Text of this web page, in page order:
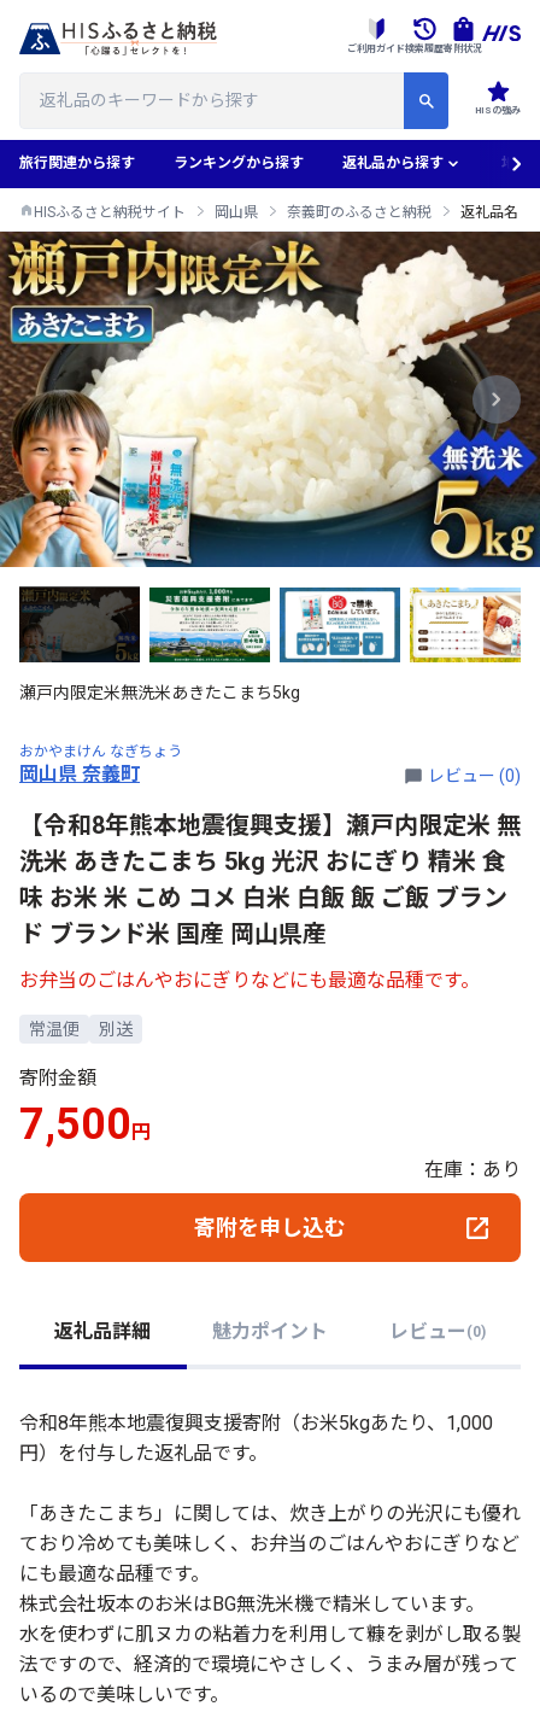
HISの強み
ご利用ガイド検索履歴寄附状況
旅行関連から探す ランキングから探す 返礼品から探す 地域
HISふるさと納税サイト 岡山県 奈義町のふるさと納税 返礼品名
瀬戸内限定米無洗米あきたこまち5kg
おかやまけん なぎちょう
岡山県 奈義町 レビュー (0)
【令和8年熊本地震復興支援】瀬戸内限定米 無
洗米 あきたこまち 5kg 光沢 おにぎり 精米 食
味 お米 米 こめ コメ 白米 白飯 飯 ご飯 ブラン
ド ブランド米 国産 岡山県産
お弁当のごはんやおにぎりなどにも最適な品種です。
常温便 別送
寄附金額
7,500 円
在庫：あり
寄附を申し込む
返礼品詳細 魅力ポイント レビュー (0)
令和8年熊本地震復興支援寄附（お米5kgあたり、1,000
円）を付与した返礼品です。
「あきたこまち」に関しては、炊き上がりの光沢にも優れ
ており冷めても美味しく、お弁当のごはんやおにぎりなど
にも最適な品種です。
株式会社坂本のお米はBG無洗米機で精米しています。
水を使わずに肌ヌカの粘着力を利用して糠を剥がし取る製
法ですので、経済的で環境にやさしく、うまみ層が残って
いるので美味しいです。